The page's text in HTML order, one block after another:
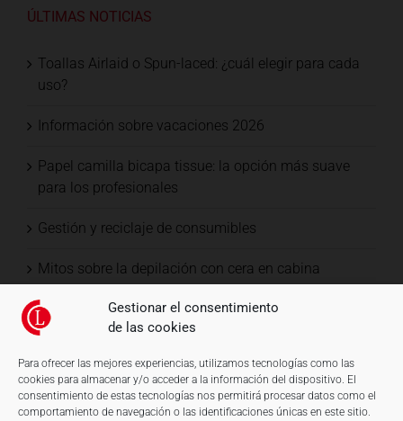
Gestionar el consentimiento
de las cookies
Para ofrecer las mejores experiencias, utilizamos tecnologías como las
cookies para almacenar y/o acceder a la información del dispositivo. El
consentimiento de estas tecnologías nos permitirá procesar datos como el
comportamiento de navegación o las identificaciones únicas en este sitio.
ÚLTIMAS NOTICIAS
Toallas Airlaid o Spun-laced: ¿cuál elegir para cada
uso?
Información sobre vacaciones 2026
Papel camilla bicapa tissue: la opción más suave
para los profesionales
Gestión y reciclaje de consumibles
Mitos sobre la depilación con cera en cabina